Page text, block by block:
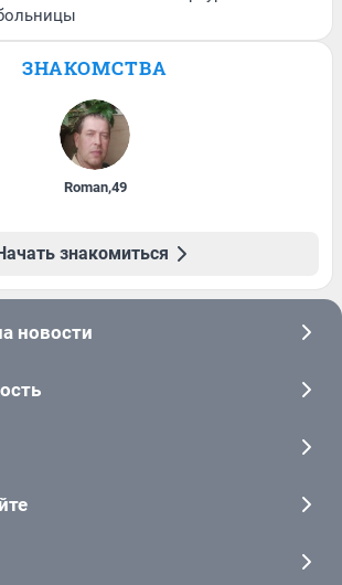
ЗНАКОМСТВА
Roman,49
знакомиться
новости